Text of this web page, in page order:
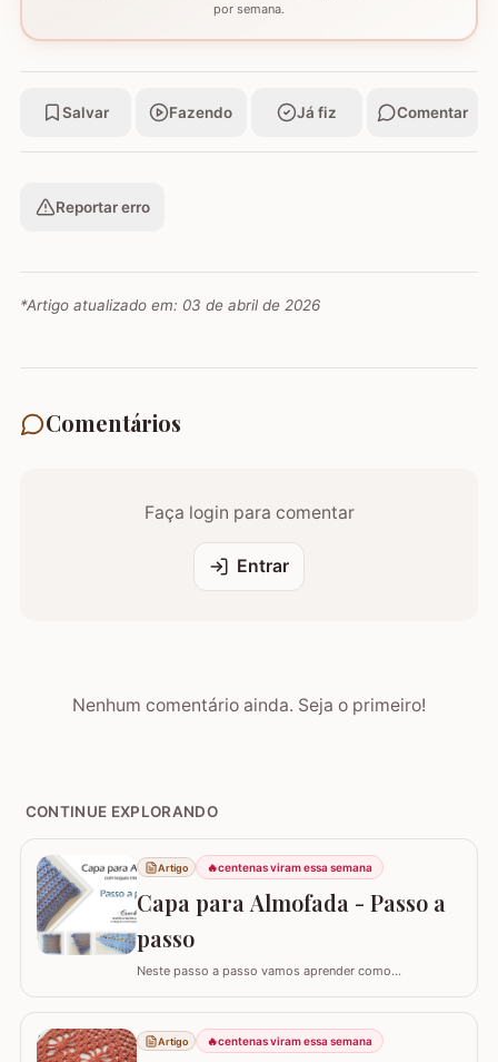
por semana.
Salvar Fazendo Já fiz Comentar
Reportar erro
*Artigo atualizado em: 03 de abril de 2026
Comentários
Faça login para comentar
Entrar
Nenhum comentário ainda. Seja o primeiro!
CONTINUE EXPLORANDO
Artigo 🔥centenas viram essa semana
Capa para Almofada - Passo a
passo
Neste passo a passo vamos aprender como
intercalados. Fiz a capa para almofada de 40 x 40 e
seguindo o passo a passo você consegue adaptar para
o tamanho desejado. Utilizei o fio Barroco Maxcolor da
Artigo 🔥centenas viram essa semana